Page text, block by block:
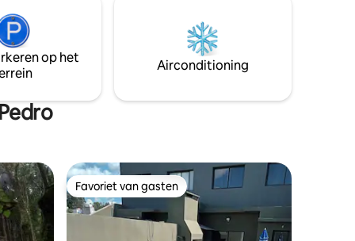
op het
Airconditioning
Favoriet van gasten
Favoriet van gasten